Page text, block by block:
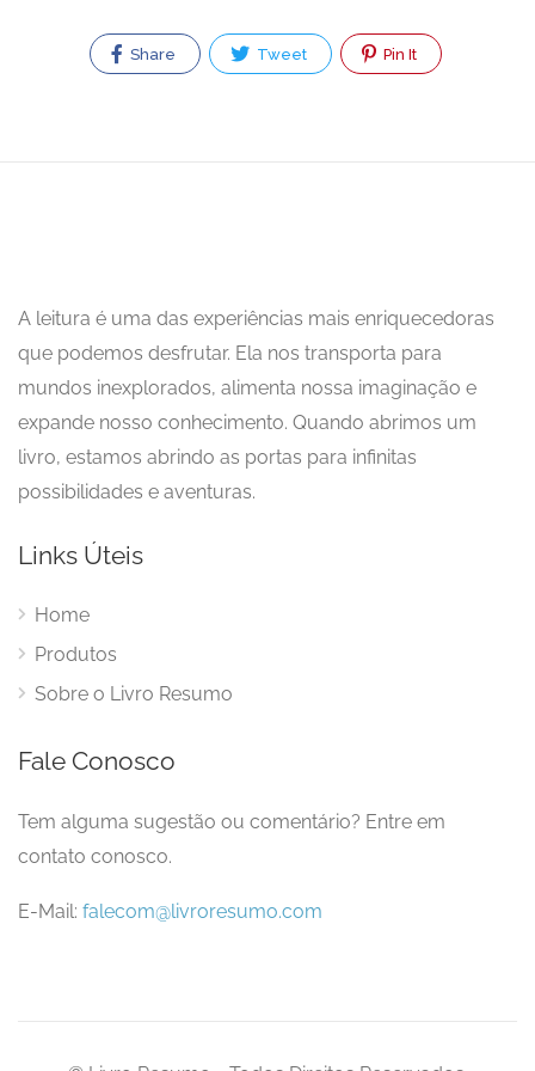
Share Tweet Pin It
A leitura é uma das experiências mais enriquecedoras
que podemos desfrutar. Ela nos transporta para
mundos inexplorados, alimenta nossa imaginação e
expande nosso conhecimento. Quando abrimos um
livro, estamos abrindo as portas para infinitas
possibilidades e aventuras.
Links Úteis
Home
Produtos
Sobre o Livro Resumo
Fale Conosco
Tem alguma sugestão ou comentário? Entre em
contato conosco.
E-Mail: falecom@livroresumo.com